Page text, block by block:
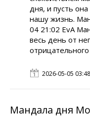
дня, и пусть
нашу жизнь.
04 21:02 EvA
весь день от
2026-05-05
Мандала дня